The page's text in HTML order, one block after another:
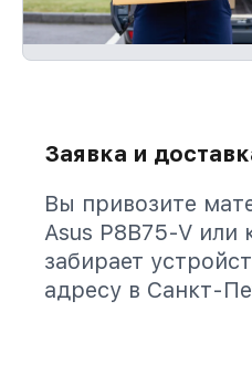
Заявка и
Вы привозите
Asus P8B75-V или
забирает
адресу в Санкт-